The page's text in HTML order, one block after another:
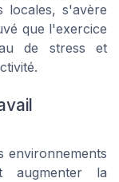
locales, s'avère
que l'exercice
de stress et
environnements
augmenter la